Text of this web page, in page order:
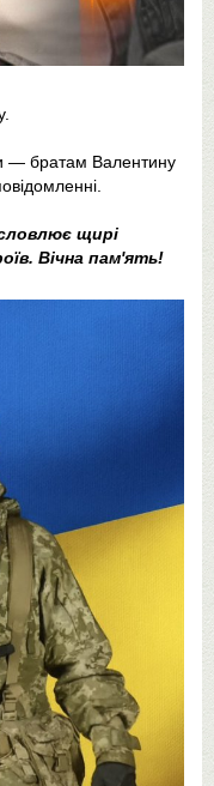
— братам Валентину
щирі
Вічна пам'ять!